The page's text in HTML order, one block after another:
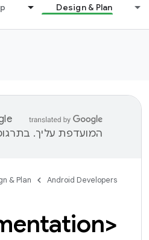
Design & Plan
המועדפת עליך.
Android Developers
& Plan
<instrumentation>